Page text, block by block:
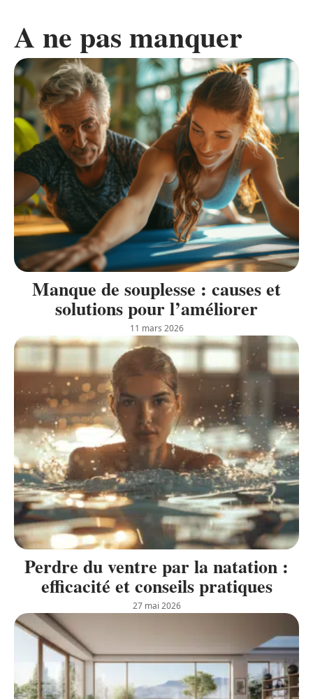
A ne pas manquer
Manque de souplesse : causes et
solutions pour l’améliorer
11 mars 2026
Perdre du ventre par la natation :
efficacité et conseils pratiques
27 mai 2026